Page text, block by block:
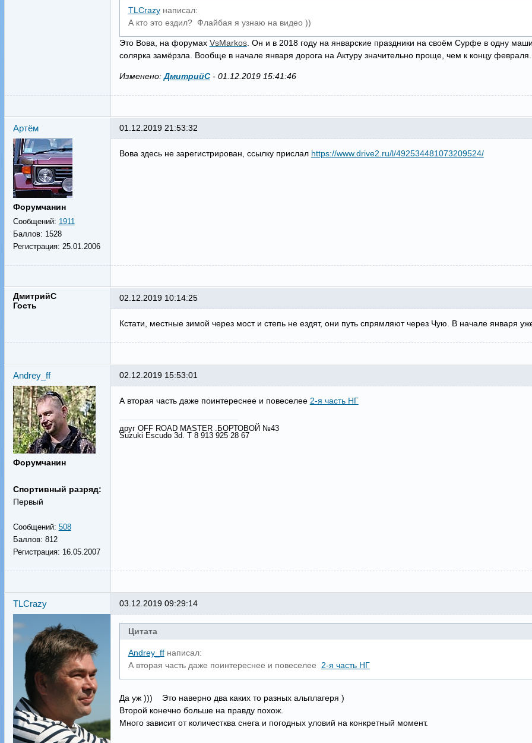
TLCrazyнаписал:
А кто это ездил? Флайбая я узнаю на видео ))
Это Вова, на форумах VsMarkos. Он и в 2018 году на январские праздники на своём Сурфе в одну
солярка замёрзла. Вообще в начале января дорога на Актуру значительно проще, чем к концу
Изменено:ДмитрийС- 01.12.2019 15:41:46
Артём
Форумчанин
Сообщений: 1911
Баллов: 1528
Регистрация: 25.01.2006
01.12.2019 21:53:32
Вова здесь не зарегистрирован, ссылку прислал https://www.drive2.ru/l/492534481073209524/
ДмитрийС
Гость
02.12.2019 10:14:25
Кстати, местные зимой через мост и степь не ездят, они путь спрямляют через Чую. В начале января
Andrey_ff
Форумчанин
Спортивный разряд:
Первый
Сообщений: 508
Баллов: 812
Регистрация: 16.05.2007
02.12.2019 15:53:01
А вторая часть даже поинтереснее и повеселее 2-я часть НГ
друг OFF ROAD MASTER .БОРТОВОЙ №43
Suzuki Escudo 3d. Т 8 913 925 28 67
TLCrazy 03.12.2019 09:29:14
Цитата
Andrey_ffнаписал:
А вторая часть даже поинтереснее и повеселее 2-я часть НГ
Да уж ))) Это наверно два каких то разных альплагеря )
Второй конечно больше на правду похож.
Много зависит от количестква снега и погодных уловий на конкретный момент.